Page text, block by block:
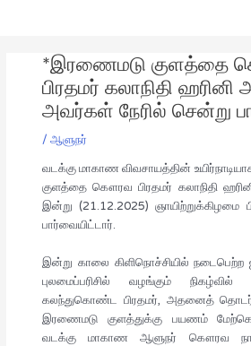
*இரணைமடு குளத்தை
பிரதமர் கலாநிதி ஹரினி
அவர்கள் நேரில் சென்று
/ ஆளுநர்
வடக்கு மாகாண விவசாயத்தின்
குளத்தை கௌரவ பிரதமர் கலாநிதி
இன்று (21.12.2025) ஞாயிற்றுக்கிழமை
பார்வையிட்டார்.
இன்று காலை கிளிநொச்சியில் நடைபெற்ற
புலமைப்பரிசில் வழங்கும் நிகழ்வில்
கலந்துகொண்ட பிரதமர், அதனைத்
இரணைமடு குளத்துக்கு பயணம்
வடக்கு மாகாண ஆளுநர் கௌரவ
navigation